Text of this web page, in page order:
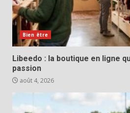
Bien être
Libeedo : la boutique en ligne
passion
août 4, 2026